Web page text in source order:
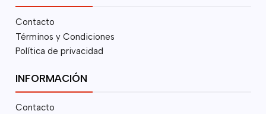
Contacto
Términos y Condiciones
Política de privacidad
INFORMACIÓN
Contacto